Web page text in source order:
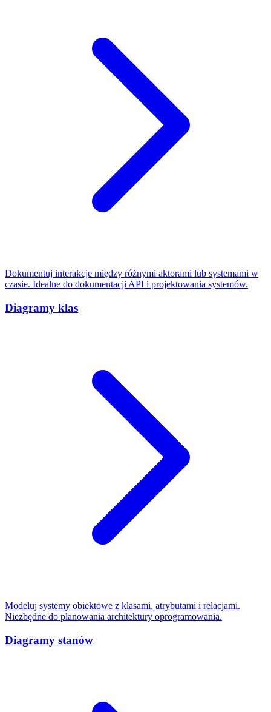
Dokumentuj interakcje między różnymi aktorami lub systemami w
czasie. Idealne do dokumentacji API i projektowania systemów.
Diagramy klas
Modeluj systemy obiektowe z klasami, atrybutami i relacjami.
Niezbędne do planowania architektury oprogramowania.
Diagramy stanów